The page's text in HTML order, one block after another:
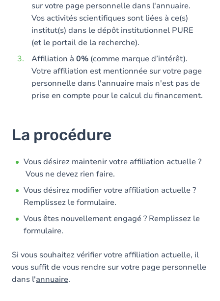
sur votre page personnelle dans l'annuaire.
Vos activités scientifiques sont liées à ce(s)
institut(s) dans le dépôt institutionnel PURE
(et le portail de la recherche).
Affiliation à 0% (comme marque d’intérêt).
Votre affiliation est mentionnée sur votre page
personnelle dans l'annuaire mais n'est pas de
prise en compte pour le calcul du financement.
La procédure
Vous désirez maintenir votre affiliation actuelle ?
Vous ne devez rien faire.
Vous désirez modifier votre affiliation actuelle ?
Remplissez le formulaire.
Vous êtes nouvellement engagé ? Remplissez le
formulaire.
Si vous souhaitez vérifier votre affiliation actuelle, il
vous suffit de vous rendre sur votre page personnelle
dans l'annuaire.